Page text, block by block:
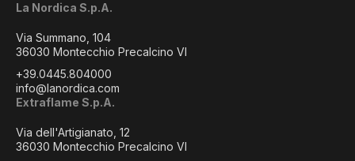
La Nordica S.p.A.
Via Summano, 104
36030 Montecchio Precalcino VI
+39.0445.804000
info@lanordica.com
Extraflame S.p.A.
Via dell'Artigianato, 12
36030 Montecchio Precalcino VI